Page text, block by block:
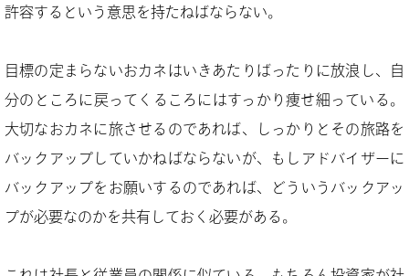
許容するという意思を持たねばならない。
目標の定まらないおカネはいきあたりばったりに放浪し、自
分のところに戻ってくるころにはすっかり痩せ細っている。
大切なおカネに旅させるのであれば、しっかりとその旅路を
バックアップしていかねばならないが、もしアドバイザーに
バックアップをお願いするのであれば、どういうバックアッ
プが必要なのかを共有しておく必要がある。